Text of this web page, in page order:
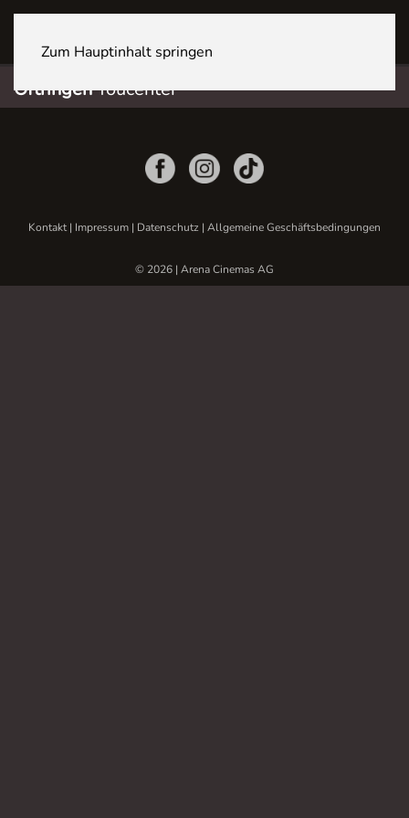
Zum Hauptinhalt springen
OftringenYoucenter
Kontakt| Impressum | Datenschutz | Allgemeine Geschäftsbedingungen
© 2026 | Arena Cinemas AG